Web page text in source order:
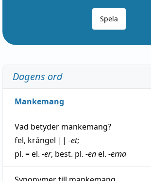
Spela
Dagens ord
Mankemang
Vad betyder mankemang?
fel, krångel || -et;
pl. = el. -er, best. pl. -enel. -erna